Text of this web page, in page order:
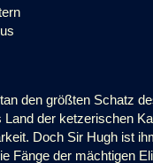
den größten Schatz
der ketzerischen
Doch Sir Hugh ist
Fänge der mächtigen